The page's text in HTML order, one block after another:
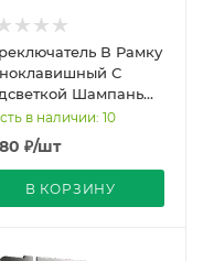
В Рамку
С
Шампань
IP20 10А 250В
в наличии: 10
₽/шт
В КОРЗИНУ